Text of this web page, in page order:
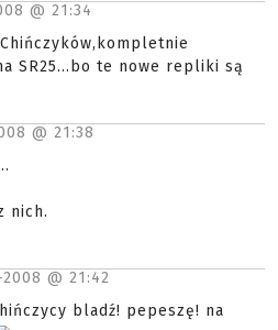
@ 21:34
SR25...bo te nowe repliki są
@ 21:38
nich.
@ 21:42
bladź! pepeszę! na